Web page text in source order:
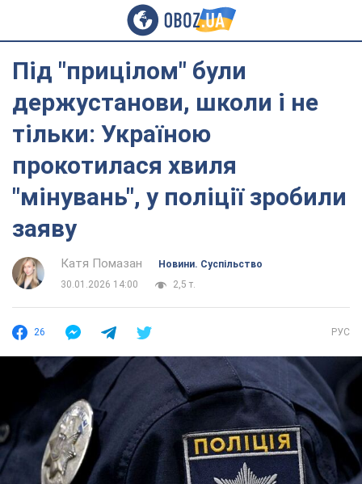
Під "прицілом" були
держустанови, школи і не
тільки: Україною
прокотилася хвиля
"мінувань", у поліції зробили
заяву
Катя Помазан
Новини. Суспільство
30.01.2026 14:00
2,5 т.
26 РУС